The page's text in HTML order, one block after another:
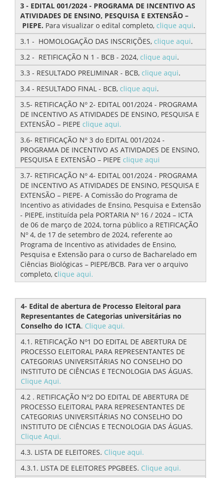
3 - EDITAL 001/2024 - PROGRAMA DE INCENTIVO AS
ATIVIDADES DE ENSINO, PESQUISA E EXTENSÃO –
PIEPE. Para visualizar o edital completo, clique aqui.
3.1 - HOMOLOGAÇÃO DAS INSCRIÇÕES, clique aqui.
3.2 - RETIFICAÇÃO N 1 - BCB - 2024, clique aqui.
3.3 - RESULTADO PRELIMINAR - BCB, clique aqui.
3.4 - RESULTADO FINAL - BCB, clique aqui.
3.5- RETIFICAÇÃO Nº 2- EDITAL 001/2024 - PROGRAMA
DE INCENTIVO AS ATIVIDADES DE ENSINO, PESQUISA E
EXTENSÃO – PIEPE clique aqui.
3.6- RETIFICAÇÃO Nº 3 do EDITAL 001/2024 -
PROGRAMA DE INCENTIVO AS ATIVIDADES DE ENSINO,
PESQUISA E EXTENSÃO – PIEPE clique aqui
3.7- RETIFICAÇÃO Nº 4- EDITAL 001/2024 - PROGRAMA
DE INCENTIVO AS ATIVIDADES DE ENSINO, PESQUISA E
EXTENSÃO – PIEPE- A Comissão do Programa de
Incentivo as atividades de Ensino, Pesquisa e Extensão
- PIEPE, instituída pela PORTARIA Nº 16 / 2024 – ICTA
de 06 de março de 2024, torna público a RETIFICAÇÃO
Nº 4, de 17 de setembro de 2024, referente ao
Programa de Incentivo as atividades de Ensino,
Pesquisa e Extensão para o curso de Bacharelado em
Ciências Biológicas – PIEPE/BCB. Para ver o arquivo
completo, clique aqui.
4- Edital de abertura de Processo Eleitoral para
Representantes de Categorias universitárias no
Conselho do ICTA. Clique aqui.
4.1. RETIFICAÇÃO Nº1 DO EDITAL DE ABERTURA DE
PROCESSO ELEITORAL PARA REPRESENTANTES DE
CATEGORIAS UNIVERSITÁRIAS NO CONSELHO DO
INSTITUTO DE CIÊNCIAS E TECNOLOGIA DAS ÁGUAS.
Clique Aqui.
4.2 . RETIFICAÇÃO Nº2 DO EDITAL DE ABERTURA DE
PROCESSO ELEITORAL PARA REPRESENTANTES DE
CATEGORIAS UNIVERSITÁRIAS NO CONSELHO DO
INSTITUTO DE CIÊNCIAS E TECNOLOGIA DAS ÁGUAS.
Clique Aqui.
4.3. LISTA DE ELEITORES. Clique aqui.
4.3.1. LISTA DE ELEITORES PPGBEES. Clique aqui.